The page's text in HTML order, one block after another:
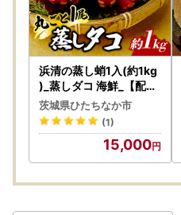
浜清の蒸し蛸1入(約1kg
)_蒸しダコ 海鮮_【配送
不可地域：離島】【120
7910】
茨城県ひたちなか市
(1)
15,000